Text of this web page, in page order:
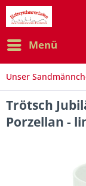
Menü
Unser
Trötsch
Porzellan -